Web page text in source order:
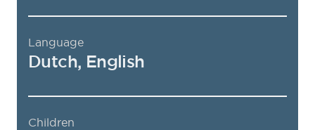
Language
Dutch, English
Children